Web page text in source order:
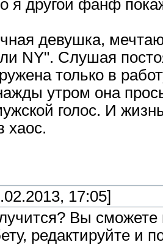
я другой фанф
девушка,
NY". Слушая
только в
утром она
голос. И
хаос.
17:05]
Вы
редактируйте и